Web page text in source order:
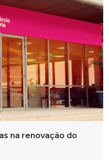
na renovação do